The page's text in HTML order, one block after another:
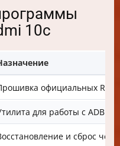
10c
официальных
для работы с ADB и
и сброс